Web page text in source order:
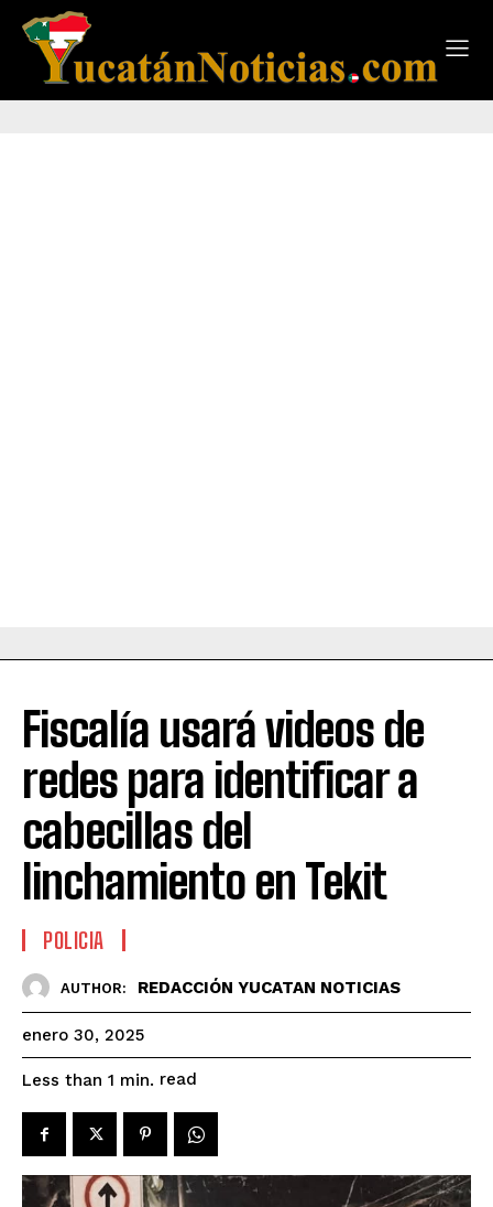
Fiscalía usará videos de
redes para identificar a
cabecillas del
linchamiento en Tekit
POLICIA
AUTHOR: REDACCIÓN YUCATAN NOTICIAS
enero 30, 2025
Less than 1 min. read